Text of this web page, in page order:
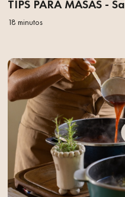
TIPS PARA MASAS -
18 minutos